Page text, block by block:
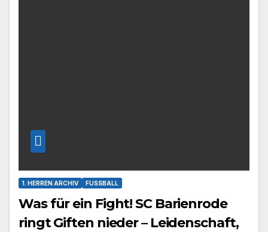
1. HERREN ARCHIV FUSSBALL
Was für ein Fight! SC Barienrode
ringt Giften nieder – Leidenschaft,